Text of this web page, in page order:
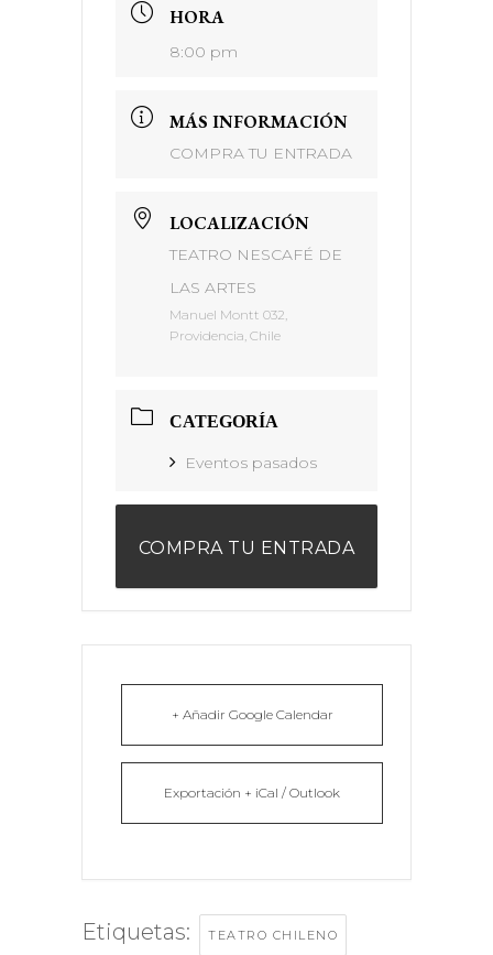
HORA
8:00 pm
MÁS INFORMACIÓN
COMPRA TU ENTRADA
LOCALIZACIÓN
TEATRO NESCAFÉ DE
LAS ARTES
Manuel Montt 032,
Providencia, Chile
CATEGORÍA
Eventos pasados
COMPRA TU ENTRADA
+ Añadir Google Calendar
Exportación + iCal / Outlook
Etiquetas: TEATRO CHILENO